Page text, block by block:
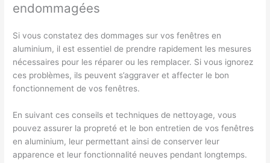
endommagées
Si vous constatez des dommages sur vos fenêtres en
aluminium, il est essentiel de prendre rapidement les mesures
nécessaires pour les réparer ou les remplacer. Si vous ignorez
ces problèmes, ils peuvent s’aggraver et affecter le bon
fonctionnement de vos fenêtres.
En suivant ces conseils et techniques de nettoyage, vous
pouvez assurer la propreté et le bon entretien de vos fenêtres
en aluminium, leur permettant ainsi de conserver leur
apparence et leur fonctionnalité neuves pendant longtemps.